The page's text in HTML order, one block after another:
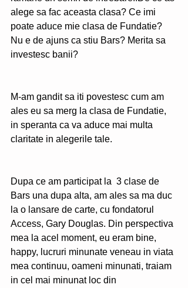
alege sa fac aceasta clasa? Ce imi
poate aduce mie clasa de Fundatie?
Nu e de ajuns ca stiu Bars? Merita sa
investesc banii?
M-am gandit sa iti povestesc cum am
ales eu sa merg la clasa de Fundatie,
in speranta ca va aduce mai multa
claritate in alegerile tale.
Dupa ce am participat la  3 clase de
Bars una dupa alta, am ales sa ma duc
la o lansare de carte, cu fondatorul
Access, Gary Douglas. Din perspectiva
mea la acel moment, eu eram bine,
happy, lucruri minunate veneau in viata
mea continuu, oameni minunati, traiam
in cel mai minunat loc din